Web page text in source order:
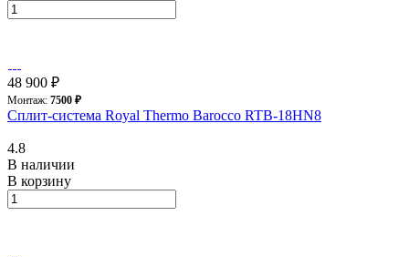
48 900 ₽
Монтаж: 7500 ₽
Сплит-система Royal Thermo Barocco RTB-18HN8
4.8
В наличии
В корзину